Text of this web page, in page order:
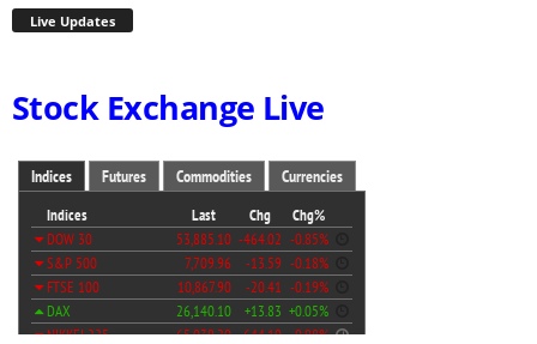
Live Updates
Stock Exchange Live